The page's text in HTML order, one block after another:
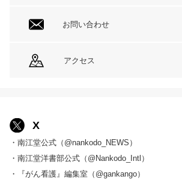
お問い合わせ
アクセス
X
・南江堂公式（@nankodo_NEWS）
・南江堂洋書部公式（@Nankodo_Intl）
・『がん看護』編集室（@gankango）